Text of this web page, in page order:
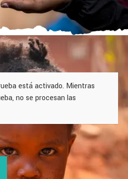
está activado. Mientras
no se procesan las